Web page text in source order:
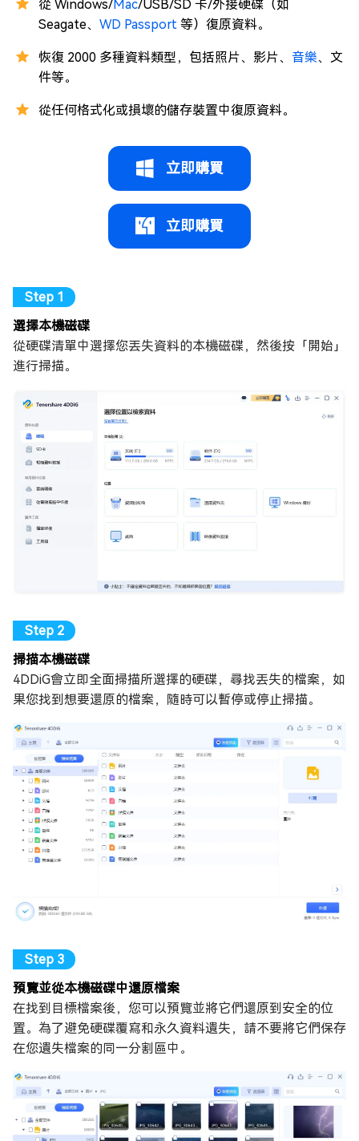
從 Windows/Mac/USB/SD 卡/外接硬碟（如
Seagate、 WD Passport 等）復原資料。
恢復 2000 多種資料類型，包括照片、影片、 音樂、文
件等。
從任何格式化或損壞的儲存裝置中復原資料。
立即購買
立即購買
選擇本機磁碟
從硬碟清單中選擇您丟失資料的本機磁碟，然後按「開始」
進行掃描。
掃描本機磁碟
4DDiG會立即全面掃描所選擇的硬碟，尋找丟失的檔案，如
果您找到想要還原的檔案，隨時可以暫停或停止掃描。
預覽並從本機磁碟中還原檔案
在找到目標檔案後，您可以預覽並將它們還原到安全的位
置。為了避免硬碟覆寫和永久資料遺失，請不要將它們保存
在您遺失檔案的同一分割區中。